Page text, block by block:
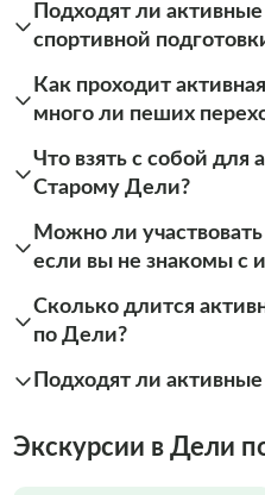
Подходят ли
спортивной
Как проходит
много ли пеших
Что взять с собой для
Старому Дели?
Можно ли
если вы не знакомы с
Сколько длится
по Дели?
Подходят ли
Экскурсии в Дели